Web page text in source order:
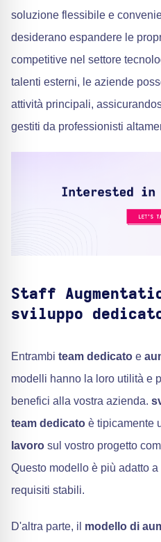
soluzione flessibile e
desiderano espandere le
competitive nel settore
talenti esterni, le aziende
attività principali,
gestiti da professionisti
Staff
sviluppo
Entrambi team dedicato e
modelli hanno la loro utilità e
benefici alla vostra azienda.
team dedicato è tipicamente
lavoro sul vostro progetto
Questo modello è più adatto
requisiti stabili.
D'altra parte, il modello di